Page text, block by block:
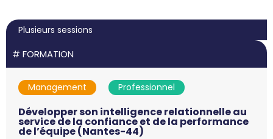
Plusieurs sessions
# FORMATION
Management Professionnel
Développer son intelligence relationnelle au
service de la confiance et de la performance
de l’équipe (Nantes-44)